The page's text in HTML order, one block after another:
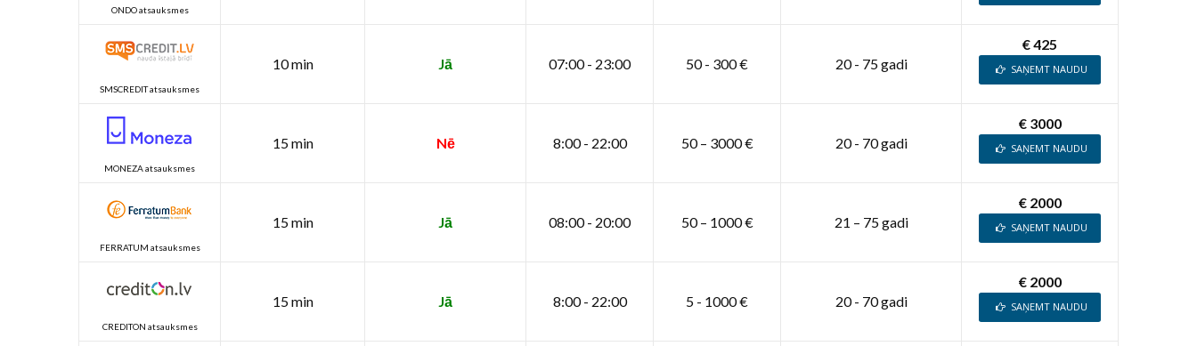
ONDO atsauksmes
SMSCREDIT atsauksmes
10 min Jā 07:00 - 23:00 50 - 300 € 20 - 75 gadi
€ 425
SAŅEMT NAUDU
MONEZA atsauksmes
15 min Nē 8:00 - 22:00 50 – 3000 € 20 - 70 gadi
€ 3000
SAŅEMT NAUDU
FERRATUM atsauksmes
15 min Jā 08:00 - 20:00 50 – 1000 € 21 – 75 gadi
€ 2000
SAŅEMT NAUDU
CREDITON atsauksmes
15 min Jā 8:00 - 22:00 5 - 1000 € 20 - 70 gadi
€ 2000
SAŅEMT NAUDU